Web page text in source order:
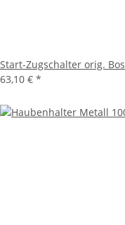
Start-Zugschalter orig.
63,10 € *